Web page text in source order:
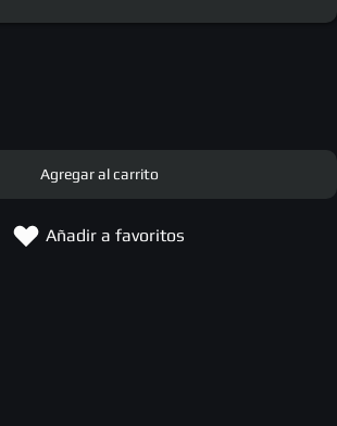
Agregar al carrito
Añadir a favoritos